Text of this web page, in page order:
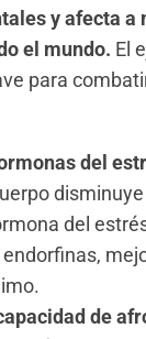
y afecta a
el mundo. El
para
del
del
de